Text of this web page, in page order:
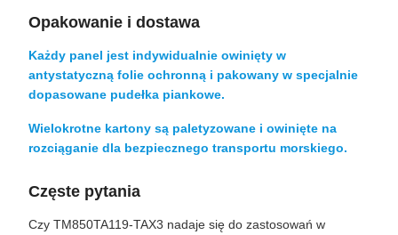
Opakowanie i dostawa
Każdy panel jest indywidualnie owinięty w
antystatyczną folie ochronną i pakowany w specjalnie
dopasowane pudełka piankowe.
Wielokrotne kartony są paletyzowane i owinięte na
rozciąganie dla bezpiecznego transportu morskiego.
Częste pytania
Czy TM850TA119-TAX3 nadaje się do zastosowań w